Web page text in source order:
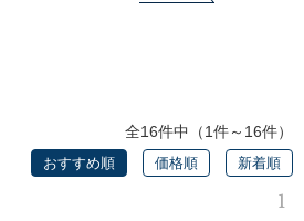
全16件中（1件～16件）
おすすめ順 価格順 新着順
1